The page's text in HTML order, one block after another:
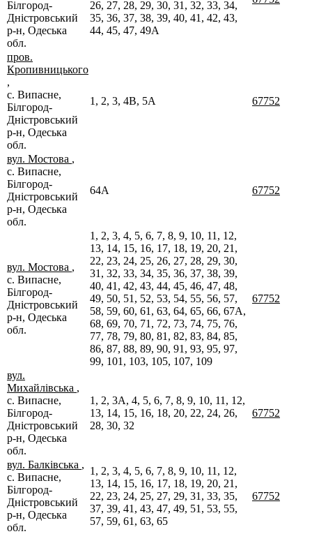
Білгород-
Дністровський
р-н, Одеська
обл.
26, 27, 28, 29, 30, 31, 32, 33, 34,
35, 36, 37, 38, 39, 40, 41, 42, 43,
44, 45, 47, 49А
пров.
Кропивницького
,
с. Випасне,
Білгород-
Дністровський
р-н, Одеська
обл.
1, 2, 3, 4В, 5А 67752
вул. Мостова ,
с. Випасне,
Білгород-
Дністровський
р-н, Одеська
обл.
64А 67752
вул. Мостова ,
с. Випасне,
Білгород-
Дністровський
р-н, Одеська
обл.
1, 2, 3, 4, 5, 6, 7, 8, 9, 10, 11, 12,
13, 14, 15, 16, 17, 18, 19, 20, 21,
22, 23, 24, 25, 26, 27, 28, 29, 30,
31, 32, 33, 34, 35, 36, 37, 38, 39,
40, 41, 42, 43, 44, 45, 46, 47, 48,
49, 50, 51, 52, 53, 54, 55, 56, 57,
58, 59, 60, 61, 63, 64, 65, 66, 67А,
68, 69, 70, 71, 72, 73, 74, 75, 76,
77, 78, 79, 80, 81, 82, 83, 84, 85,
86, 87, 88, 89, 90, 91, 93, 95, 97,
99, 101, 103, 105, 107, 109
67752
вул.
Михайлівська ,
с. Випасне,
Білгород-
Дністровський
р-н, Одеська
обл.
1, 2, 3А, 4, 5, 6, 7, 8, 9, 10, 11, 12,
13, 14, 15, 16, 18, 20, 22, 24, 26,
28, 30, 32
67752
вул. Балківська ,
с. Випасне,
Білгород-
Дністровський
р-н, Одеська
обл.
1, 2, 3, 4, 5, 6, 7, 8, 9, 10, 11, 12,
13, 14, 15, 16, 17, 18, 19, 20, 21,
22, 23, 24, 25, 27, 29, 31, 33, 35,
37, 39, 41, 43, 47, 49, 51, 53, 55,
57, 59, 61, 63, 65
67752